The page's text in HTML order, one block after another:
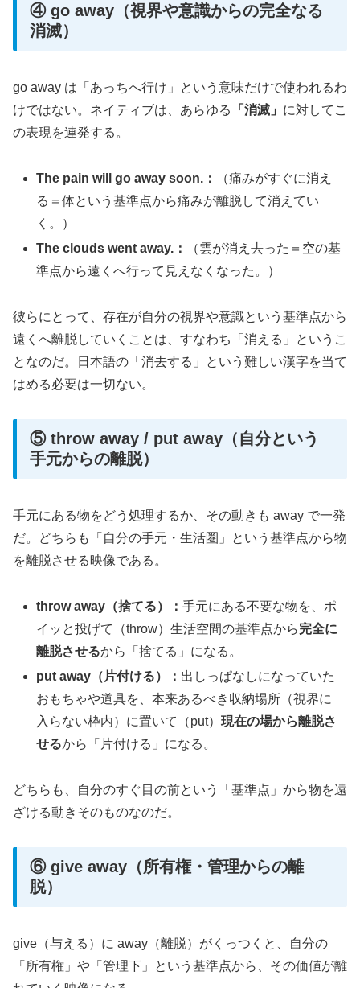
④ go away（視界や意識からの完全なる
消滅）
go away は「あっちへ行け」という意味だけで使われるわ
けではない。ネイティブは、あらゆる
「消滅」 に対してこ
の表現を連発する。
The pain will go away soon.：
（痛みがすぐに消え
る＝体という基準点から痛みが離脱して消えてい
く。）
The clouds went away.：
（雲が消え去った＝空の基
準点から遠くへ行って見えなくなった。）
彼らにとって、存在が自分の視界や意識という基準点から
遠くへ離脱していくことは、すなわち「消える」というこ
となのだ。日本語の「消去する」という難しい漢字を当て
はめる必要は一切ない。
⑤ throw away / put away（自分という
手元からの離脱）
手元にある物をどう処理するか、その動きも away で一発
だ。どちらも「自分の手元・生活圏」という基準点から物
を離脱させる映像である。
throw away（捨てる）：手元にある不要な物を、ポ
イッと投げて（throw）生活空間の基準点から完全に
離脱させるから「捨てる」になる。
put away（片付ける）： 出しっぱなしになっていた
おもちゃや道具を、本来あるべき収納場所（視界に
入らない枠内）に置いて（put）現在の場から離脱さ
せるから「片付ける」になる。
どちらも、自分のすぐ目の前という「基準点」から物を遠
ざける動きそのものなのだ。
⑥ give away（所有権・管理からの離
脱）
give（与える）に away（離脱）がくっつくと、自分の
「所有権」や「管理下」という基準点から、その価値が離